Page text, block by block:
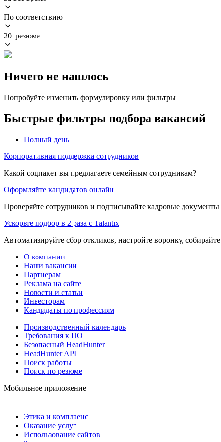
По соответствию
20 резюме
Ничего не нашлось
Попробуйте изменить формулировку или фильтры
Быстрые фильтры подбора вакансий
Полный день
Корпоративная поддержка сотрудников
Какой соцпакет вы предлагаете семейным сотрудникам?
Оформляйте кандидатов онлайн
Проверяйте сотрудников и подписывайте кадровые
Ускорьте подбор в 2 раза с Talantix
Автоматизируйте сбор откликов, настройте воронку,
О компании
Наши вакансии
Партнерам
Реклама на сайте
Новости и статьи
Инвесторам
Кандидаты по профессиям
Производственный календарь
Требования к ПО
Безопасный HeadHunter
HeadHunter API
Поиск работы
Поиск по резюме
Мобильное приложение
Этика и комплаенс
Оказание услуг
Использование сайтов